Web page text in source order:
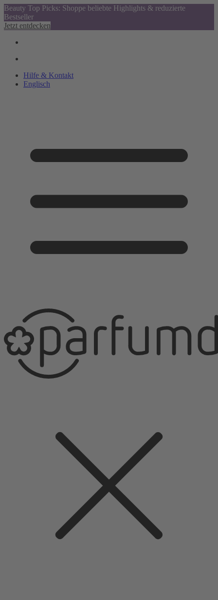
Beauty Top Picks: Shoppe beliebte Highlights & reduzierte
Bestseller
Jetzt entdecken
Hilfe & Kontakt
Englisch